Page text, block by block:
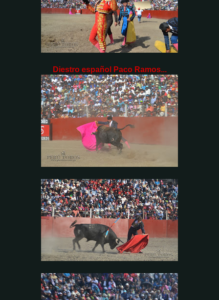
Diestro español Paco Ramos...